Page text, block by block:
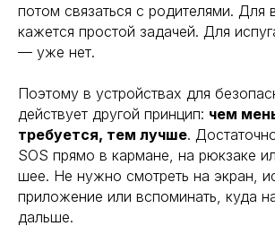
потом связаться с родителями. Для
кажется простой задачей. Для
— уже нет.
Поэтому в устройствах для
действует другой принцип: чем
требуется, тем лучше.
SOS прямо в кармане, на рюкзаке
шее. Не нужно смотреть на экран,
приложение или вспоминать, куда
дальше.